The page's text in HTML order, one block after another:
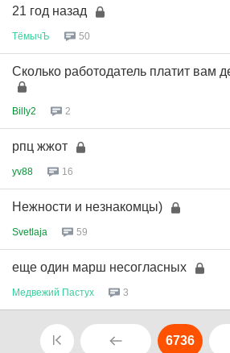
21 год назад
ТёмычЪ 50
Сколько работодатель платит вам
Billy2 2
рпц жжот
yv88 16
Нежности и незнакомцы)
Svetlaja 59
еще один марш несогласных
Медвежий Пастух 3
6736